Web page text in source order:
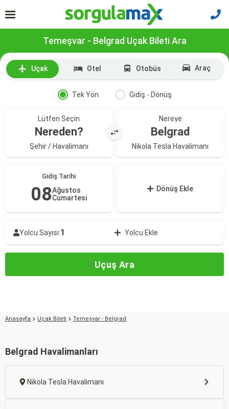
Temeşvar - Belgrad Uçak Bileti Ara
Uçak Otel Otobüs Araç
Tek Yön Gidiş - Dönüş
Lütfen Seçin
Nereden?
Şehir / Havalimanı
Nereye
Belgrad
Nikola Tesla Havalimanı
Gidiş Tarihi
08Ağustos
Cumartesi
Dönüş Ekle
Yolcu Sayısı:1 Yolcu Ekle
Uçuş Ara
Anasayfa Uçak Bileti Temeşvar - Belgrad
Belgrad Havalimanları
Nikola Tesla Havalimanı